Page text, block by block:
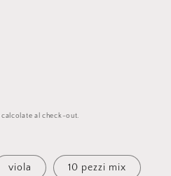
calcolate al check-out.
viola 10 pezzi mix